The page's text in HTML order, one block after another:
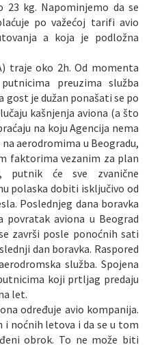
kg. Napominjemo da se
po važećoj tarifi avio
a koja je podložna
traje oko 2h. Od momenta
preuzima služba
gost je dužan ponašati se po
kašnjenja aviona (a što
na koju Agencija nema
aerodromima u Beogradu,
faktorima vezanim za plan
putnik će sve zvanične
polaska dobiti isključivo od
Poslednjeg dana boravka
povratak aviona u Beograd
završi posle ponoćnih sati
dan boravka. Raspored
služba. Spojena
koji prtljag predaju
let.
određuje avio kompanija.
noćnih letova i da se u tom
obrok. To ne može biti